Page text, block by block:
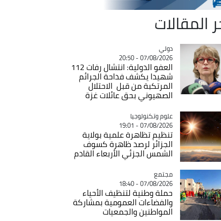
المقالات
Catégorie
دولي
07/08/2026 - 20:50
العفو الدولية: انتشال رفات 112
شهيدا يكشف فداحة الجرائم
المرتكبة من قبل الاحتلال
الصهيوني بحق عائلات غزة
Catégorie
علوم وتكنولوجيا
07/08/2026 - 19:01
تنظيم تظاهرة علمية بولاية
الجزائر لرصد ظاهرة كسوف
الشمس الجزئي الأربعاء القادم
Catégorie
مجتمع
07/08/2026 - 18:40
حملة وطنية لتنظيف الأحياء
والفضاءات العمومية بمشاركة
المواطنين والجمعيات